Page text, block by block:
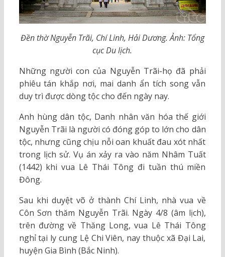
Đền thờ Nguyễn Trãi, Chí Linh, Hải Dương. Ảnh: Tổng
cục Du lịch.
Những người con của Nguyễn Trãi-họ đã phải
phiêu tán khắp nơi, mai danh ẩn tích song vẫn
duy trì được dòng tộc cho đến ngày nay.
Anh hùng dân tộc, Danh nhân văn hóa thế giới
Nguyễn Trãi là người có đóng góp to lớn cho dân
tộc, nhưng cũng chịu nỗi oan khuất đau xót nhất
trong lịch sử. Vụ án xảy ra vào năm Nhâm Tuất
(1442) khi vua Lê Thái Tông đi tuần thú miền
Đông.
Sau khi duyệt võ ở thành Chí Linh, nhà vua về
Côn Sơn thăm Nguyễn Trãi. Ngày 4/8 (âm lịch),
trên đường về Thăng Long, vua Lê Thái Tông
nghỉ tại ly cung Lệ Chi Viên, nay thuộc xã Đại Lai,
huyện Gia Bình (Bắc Ninh).